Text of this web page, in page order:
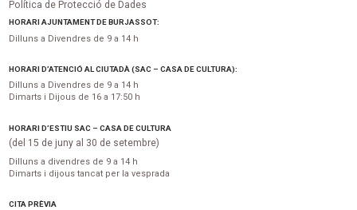
Política de Protecció de Dades
HORARI AJUNTAMENT DE BURJASSOT:
Dilluns a Divendres de 9 a 14 h
HORARI D’ATENCIÓ AL CIUTADÀ (SAC – CASA DE CULTURA):
Dilluns a Divendres de 9 a 14 h
Dimarts i Dijous de 16 a 17:50 h
HORARI D’ESTIU SAC – CASA DE CULTURA
(del 15 de juny al 30 de setembre)
Dilluns a divendres de 9 a 14 h
Dimarts i dijous tancat per la vesprada
CITA PRÈVIA